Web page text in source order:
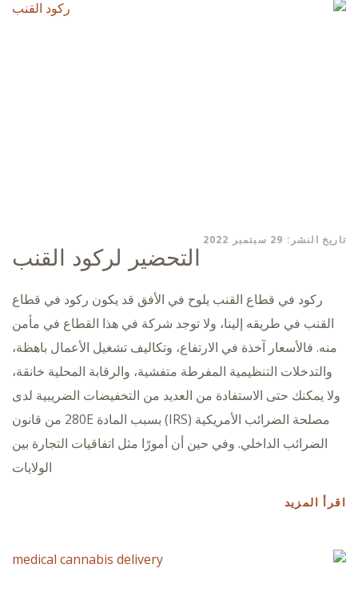
تاريخ النشر: 29 سبتمبر 2022
التحضير لركود القنب
ركود في قطاع القنب يلوح في الأفق قد يكون ركود في قطاع
القنب في طريقه إلينا، ولا توجد شركة في هذا القطاع في مأمن
منه. فالأسعار آخذة في الارتفاع، وتكاليف تشغيل الأعمال باهظة،
والتدخلات التنظيمية المفرطة متفشية، والرقابة المحلية خانقة،
ولا يمكنك حتى الاستفادة من العديد من التخفيضات الضريبية لدى
مصلحة الضرائب الأمريكية (IRS) بسبب المادة 280E من قانون
الضرائب الداخلي. وفي حين أن أمورًا مثل اتفاقيات التجارة بين
الولايات
اقرأ المزيد